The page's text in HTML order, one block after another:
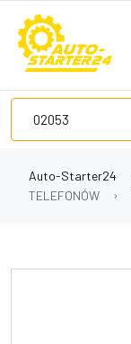
Auto-Starter24
TELEFONÓW